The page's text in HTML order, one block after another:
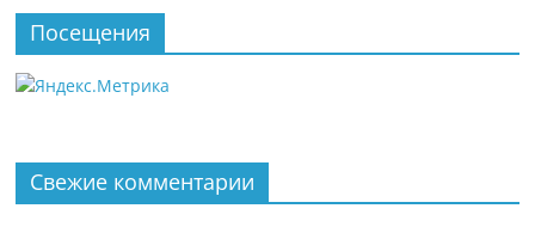
Посещения
Свежие комментарии